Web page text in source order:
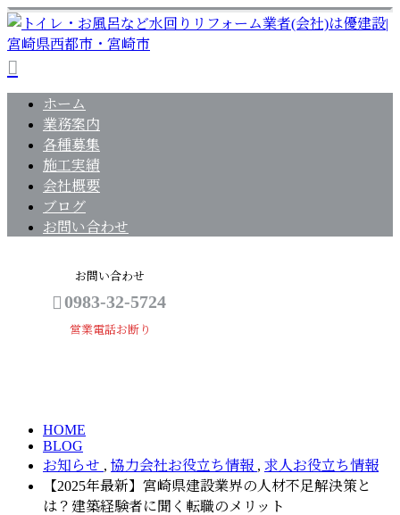
ホーム
業務案内
各種募集
施工実績
会社概要
ブログ
お問い合わせ
お問い合わせ
0983-32-5724
営業電話お断り
HOME
BLOG
お知らせ , 協力会社お役立ち情報 , 求人お役立ち情報
【2025年最新】宮崎県建設業界の人材不足解決策と
は？建築経験者に聞く転職のメリット